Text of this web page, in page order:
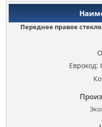
Переднее правое
Еврокод: